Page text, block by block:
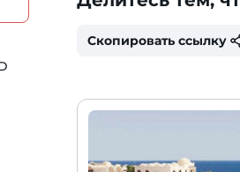
Скопировать ссылку